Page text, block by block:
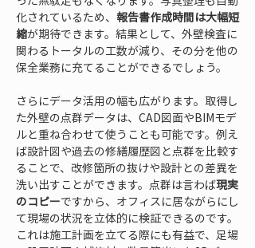
化されているため、 報告書作成時間は大幅短
縮が期待できます。結果として、外壁検査に
関わるトータルの工数が減り、その分を他の
保全業務に充てることができるでしょう。
さらにデータ活用の幅も広がります。取得し
た外壁の点群データは、CAD図面やBIMモデ
ルと重ね合わせて使うことも可能です。例え
ば設計図や過去の修繕履歴図と点群を比較す
ることで、改修箇所の抜けや設計との差異を
洗い出すことができます。点群は言わば現実
のコピーですから、オフィスに居ながらにし
て現場の状況を立体的に検証できるのです。
これは施工計画を立てる際にも有益で、足場